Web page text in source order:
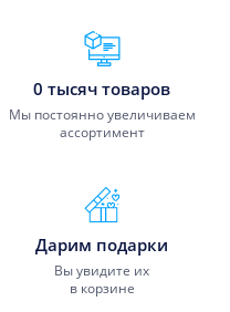
0 тысяч товаров
Мы постоянно увеличиваем
ассортимент
Дарим подарки
Вы увидите их
в корзине